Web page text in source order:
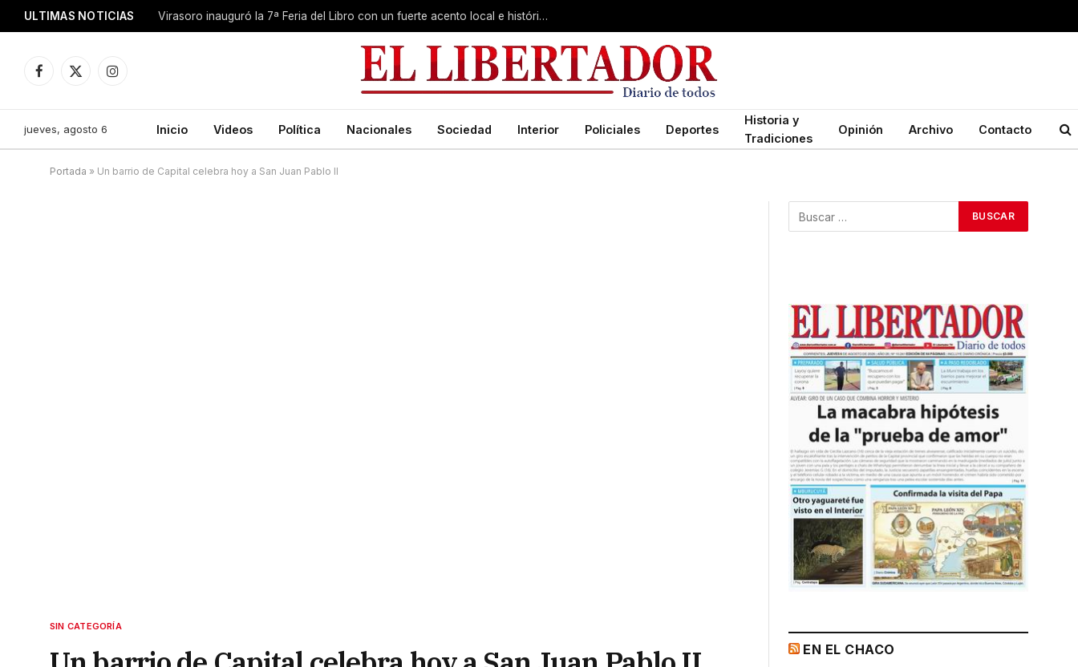
ULTIMAS NOTICIAS Virasoro inauguró la 7ª Feria del Libro con un fuerte acento local e histórico
Facebook
X
Instagram
jueves, agosto 6 Inicio Videos Política Nacionales Sociedad Interior Policiales Deportes
Historia y
Tradiciones
Opinión Archivo Contacto
Portada » Un barrio de Capital celebra hoy a San Juan Pablo II
SIN CATEGORÍA
EN EL CHACO